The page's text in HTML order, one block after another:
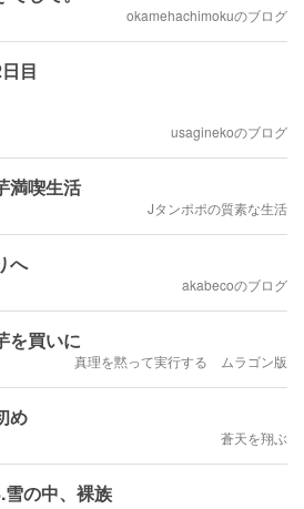
okamehachimokuのブログ
目
usaginekoのブログ
満喫生活
Jタンポポの質素な生活
へ
akabecoのブログ
を買いに
真理を黙って実行する ムラゴン版
め
蒼天を翔ぶ
雪の中、裸族